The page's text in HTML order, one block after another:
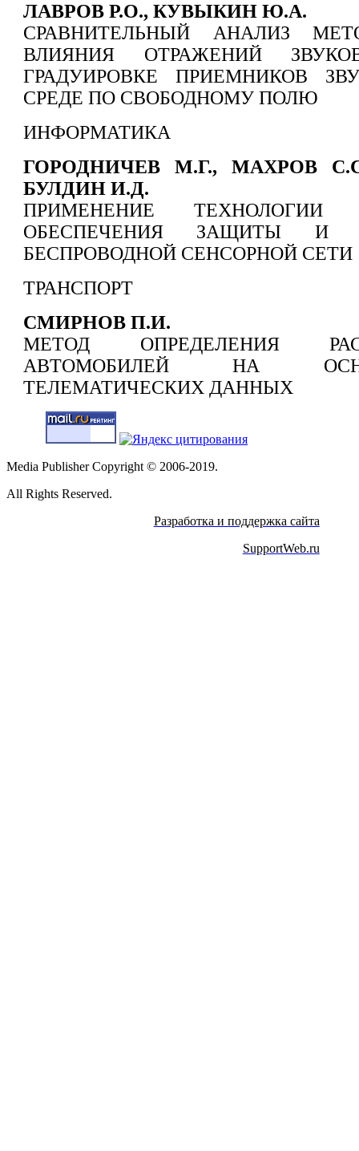
ЛАВРОВ Р.О., КУВЫКИН Ю.А.
СРАВНИТЕЛЬНЫЙ АНАЛИЗ
ВЛИЯНИЯ ОТРАЖЕНИЙ
ГРАДУИРОВКЕ ПРИЕМНИКОВ
СРЕДЕ ПО СВОБОДНОМУ ПОЛЮ
ИНФОРМАТИКА
ГОРОДНИЧЕВ М.Г., МАХРОВ
БУЛДИН И.Д.
ПРИМЕНЕНИЕ ТЕХНОЛОГИИ
ОБЕСПЕЧЕНИЯ ЗАЩИТЫ И
БЕСПРОВОДНОЙ СЕНСОРНОЙ СЕТИ
ТРАНСПОРТ
СМИРНОВ П.И.
МЕТОД ОПРЕДЕЛЕНИЯ
АВТОМОБИЛЕЙ НА
ТЕЛЕМАТИЧЕСКИХ ДАННЫХ
Media Publisher Copyright © 2006-2019.
All Rights Reserved.
Разработка и поддержка сайта
SupportWeb.ru